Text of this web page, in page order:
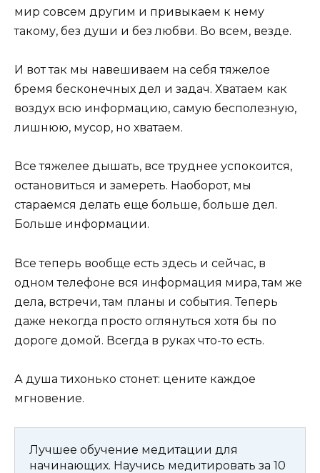
мир совсем другим и привыкаем к нему
такому, без души и без любви. Во всем, везде.
И вот так мы навешиваем на себя тяжелое
бремя бесконечных дел и задач. Хватаем как
воздух всю информацию, самую бесполезную,
лишнюю, мусор, но хватаем.
Все тяжелее дышать, все труднее успокоится,
остановиться и замереть. Наоборот, мы
стараемся делать еще больше, больше дел.
Больше информации.
Все теперь вообще есть здесь и сейчас, в
одном телефоне вся информация мира, там же
дела, встречи, там планы и события. Теперь
даже некогда просто оглянуться хотя бы по
дороге домой. Всегда в руках что-то есть.
А душа тихонько стонет: цените каждое
мгновение.
Лучшее обучение медитации для
начинающих. Научись медитировать за 10